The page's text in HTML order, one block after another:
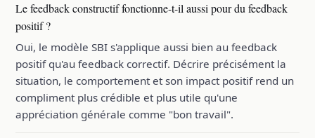
Le feedback constructif fonctionne-t-il aussi pour du feedback
positif ?
Oui, le modèle SBI s'applique aussi bien au feedback
positif qu'au feedback correctif. Décrire précisément la
situation, le comportement et son impact positif rend un
compliment plus crédible et plus utile qu'une
appréciation générale comme "bon travail".